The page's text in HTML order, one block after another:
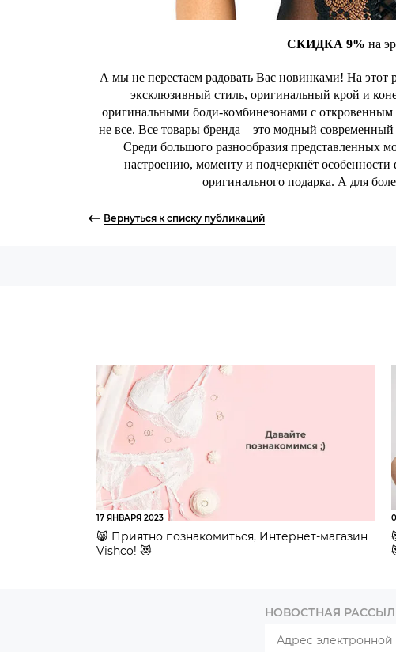
СКИДКА 9% на
А мы не перестаем радовать Вас новинками! На этот
эксклюзивный стиль, оригинальный крой и
оригинальными боди-комбинезонами с
не все. Все товары бренда – это модный
Среди большого разнообразия представленных
настроению, моменту и подчеркнёт
оригинального подарка. А для
Вернуться к списку публикаций
17 ЯНВАРЯ 2023
😸 Приятно познакомиться, Интернет-магазин
Vishco! 😻
НОВОСТНАЯ